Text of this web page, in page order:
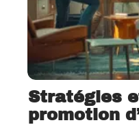
Stratégies
promotion